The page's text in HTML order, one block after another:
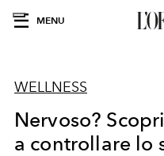
MENU
WELLNESS
Nervoso?
a controllare lo